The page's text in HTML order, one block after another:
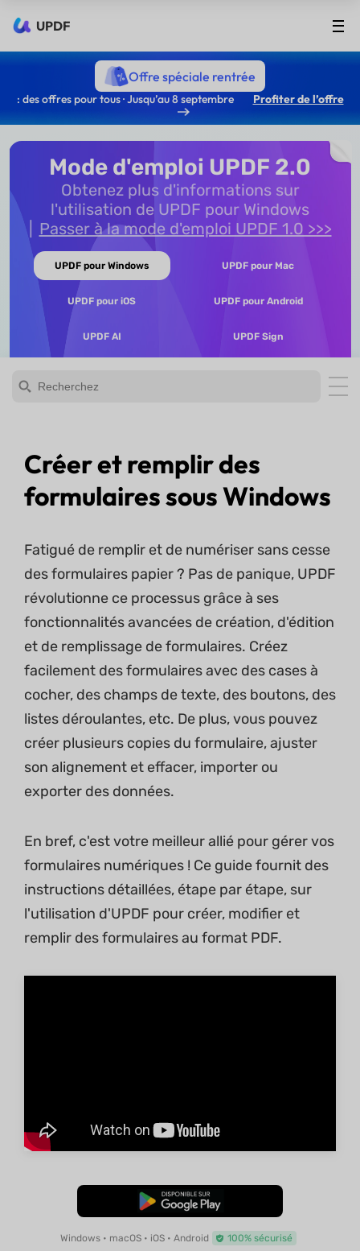
UPDF
Offre spéciale rentrée
: des offres pour tous · Jusqu’au 8 septembre Profiter de l’offre
Mode d'emploi UPDF 2.0
Obtenez plus d'informations sur
l'utilisation de UPDF pour Windows
Passer à la mode d'emploi UPDF 1.0 >>>
UPDF pour Windows UPDF pour Mac
UPDF pour iOS UPDF pour Android
UPDF AI UPDF Sign
Créer et remplir des
formulaires sous Windows
Fatigué de remplir et de numériser sans cesse
des formulaires papier ? Pas de panique, UPDF
révolutionne ce processus grâce à ses
fonctionnalités avancées de création, d'édition
et de remplissage de formulaires. Créez
facilement des formulaires avec des cases à
cocher, des champs de texte, des boutons, des
listes déroulantes, etc. De plus, vous pouvez
créer plusieurs copies du formulaire, ajuster
son alignement et effacer, importer ou
exporter des données.
En bref, c'est votre meilleur allié pour gérer vos
formulaires numériques ! Ce guide fournit des
instructions détaillées, étape par étape, sur
l'utilisation d'UPDF pour créer, modifier et
remplir des formulaires au format PDF.
TÉLÉCHARGER
Windows • macOS • iOS • Android 100% sécurisé